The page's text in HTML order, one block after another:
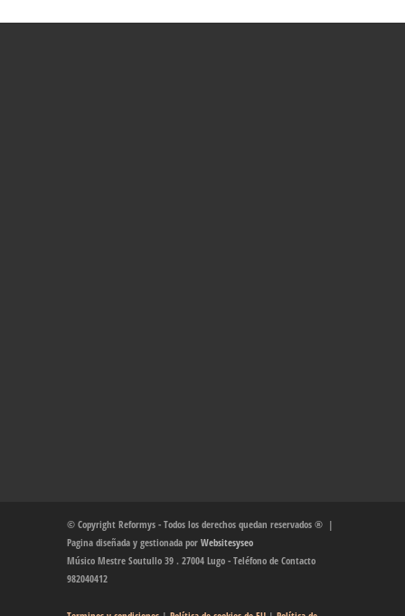
© Copyright Reformys - Todos los derechos quedan reservados ® |
Pagina diseñada y gestionada por Websitesyseo
Músico Mestre Soutullo 39 . 27004 Lugo - Teléfono de Contacto
982040412